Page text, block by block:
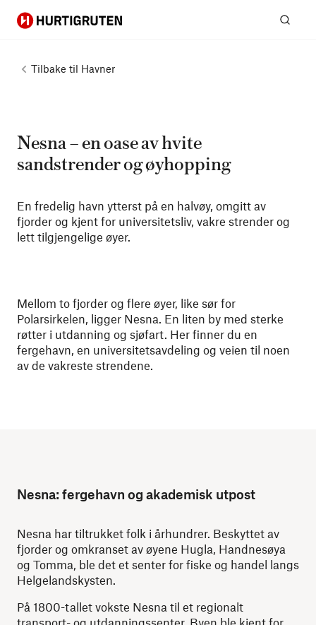
Hurtigruten
Tilbake til Havner
Nesna – en oase av hvite
sandstrender og øyhopping
En fredelig havn ytterst på en halvøy, omgitt av
fjorder og kjent for universitetsliv, vakre strender og
lett tilgjengelige øyer.
Mellom to fjorder og flere øyer, like sør for
Polarsirkelen, ligger Nesna. En liten by med sterke
røtter i utdanning og sjøfart. Her finner du en
fergehavn, en universitetsavdeling og veien til noen
av de vakreste strendene.
Nesna: fergehavn og akademisk utpost
Nesna har tiltrukket folk i århundrer. Beskyttet av
fjorder og omkranset av øyene Hugla, Handnesøya
og Tomma, ble det et senter for fiske og handel langs
Helgelandskysten.
På 1800-tallet vokste Nesna til et regionalt
transport- og utdanningssenter. Byen ble kjent for